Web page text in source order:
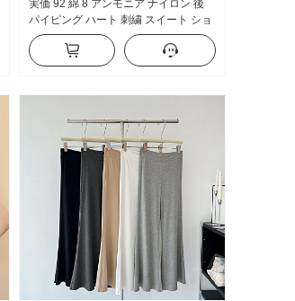
実価 92 綿 8 アンモニア ナイロン 後
パイピング ハート 刺繍 スイート ショ
ート丈 ポロ襟 Tシャツ スリムフィット
小柄 トレンド